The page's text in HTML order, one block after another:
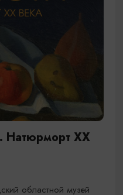
Натюрморт XX
областной музей